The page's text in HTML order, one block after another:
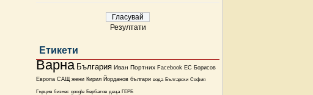
Резултати
Етикети
Варна България Иван Портних Facebook ЕС Борисов
Европа САЩ жени Кирил Йорданов българи вода Български София
Гърция бизнес google Бербатов деца ГЕРБ